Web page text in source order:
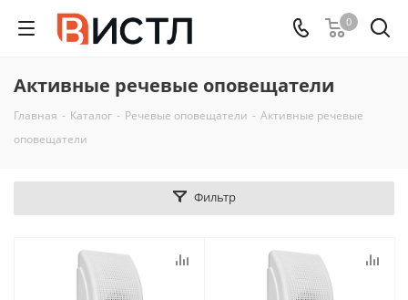
0
Активные речевые оповещатели
Главная - Каталог - Речевые оповещатели - Активные речевые
оповещатели
Фильтр